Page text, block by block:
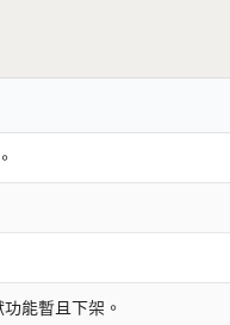
能暫且下架。